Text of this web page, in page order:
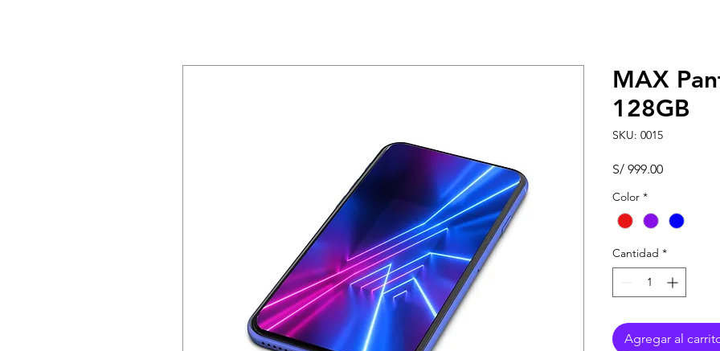
MAX
128GB
SKU: 0015
S/ 999.00Precio
Color *
Cantidad *
Agregar al